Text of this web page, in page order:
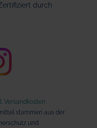
durch
Versandkosten
stammen aus der
und